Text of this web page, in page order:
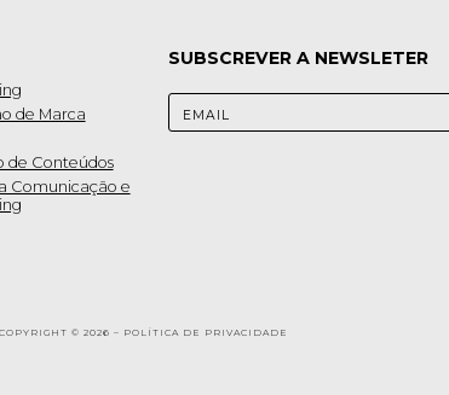
de Marca
de Conteúdos
Comunicação e
SUBSCREVER A NEWSLETER
© 2026 – POLÍTICA DE PRIVACIDADE